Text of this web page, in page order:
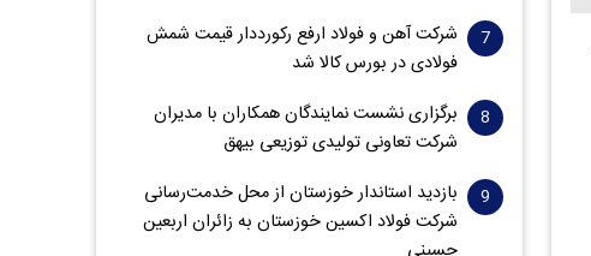
شرکت آهن و فولاد ارفع رکورددار قیمت شمش
فولادی در بورس کالا شد
برگزاری نشست نمایندگان همکاران با مدیران
شرکت تعاونی تولیدی توزیعی بیهق
بازدید استاندار خوزستان از محل خدمت‌رسانی
شرکت فولاد اکسین خوزستان به زائران اربعین